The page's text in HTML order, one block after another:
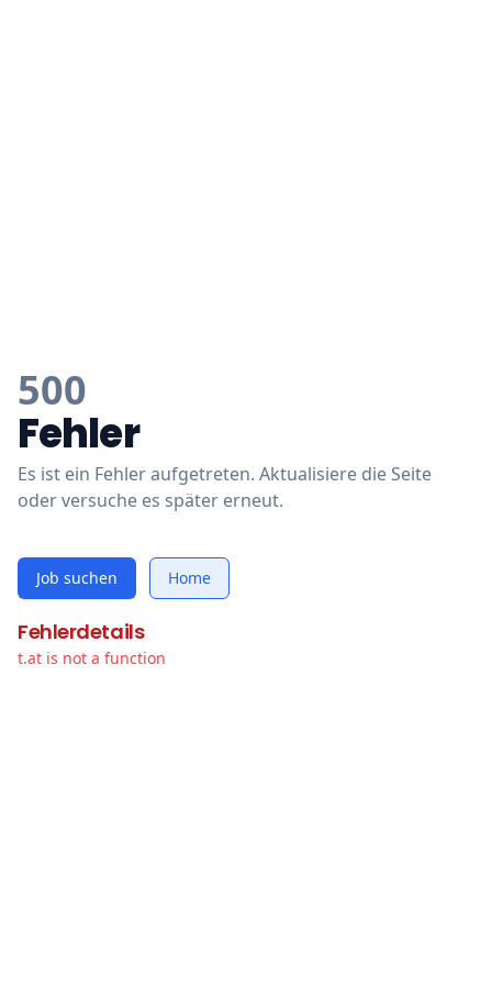
500
Fehler
Es ist ein Fehler aufgetreten. Aktualisiere die Seite
oder versuche es später erneut.
Job suchen Home
Fehlerdetails
t.at is not a function